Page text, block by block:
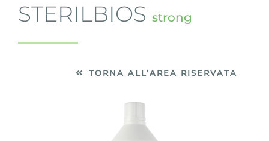
STERILBIOS strong
TORNA ALL’AREA RISERVATA